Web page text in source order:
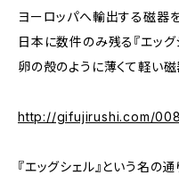
ヨーロッパへ輸出する磁器
日本に数件のみ残る『エッグ
卵の殻のように薄くて軽い
http://gifujirushi.com/
『エッグシェル』という名の通